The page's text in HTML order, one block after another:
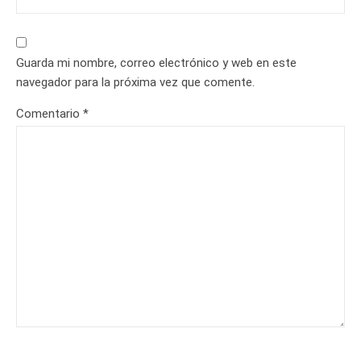
Guarda mi nombre, correo electrónico y web en este
navegador para la próxima vez que comente.
Comentario *